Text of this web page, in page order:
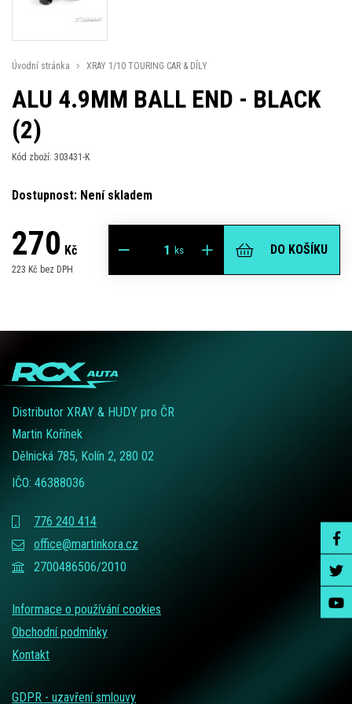
Úvodní stránka XRAY 1/10 TOURING CAR & DÍLY
ALU 4.9MM BALL END - BLACK
(2)
Kód zboží: 303431-K
Dostupnost: Není skladem
270 Kč
223 Kč bez DPH
ks DO KOŠÍKU
Distributor XRAY & HUDY pro ČR
Martin Kořínek
Dělnická 785, Kolín 2, 280 02
IČO: 46388036
776 240 414
office@martinkora.cz
2700486506/2010
Informace o používání cookies
Obchodní podmínky
Kontakt
GDPR - uzavření smlouvy